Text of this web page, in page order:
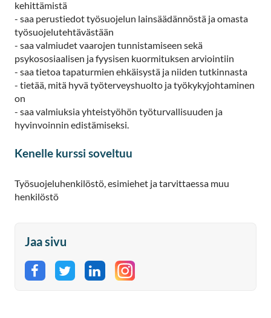
kehittämistä
- saa perustiedot työsuojelun lainsäädännöstä ja omasta
työsuojelutehtävästään
- saa valmiudet vaarojen tunnistamiseen sekä
psykososiaalisen ja fyysisen kuormituksen arviointiin
- saa tietoa tapaturmien ehkäisystä ja niiden tutkinnasta
- tietää, mitä hyvä työterveyshuolto ja työkykyjohtaminen
on
- saa valmiuksia yhteistyöhön työturvallisuuden ja
hyvinvoinnin edistämiseksi.
Kenelle kurssi soveltuu
Työsuojeluhenkilöstö, esimiehet ja tarvittaessa muu
henkilöstö
Jaa sivu
Jaa Facebookissa
Jaa Twitterissä
Jaa LinkedInissä